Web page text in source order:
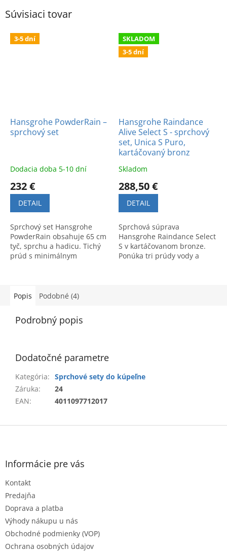
Súvisiaci tovar
3-5 dní
Hansgrohe PowderRain –
sprchový set
Dodacia doba 5-10 dní
232 €
DETAIL
Sprchový set Hansgrohe
PowderRain obsahuje 65 cm
tyč, sprchu a hadicu. Tichý
prúd s minimálnym
SKLADOM
3-5 dní
Hansgrohe Raindance
Alive Select S - sprchový
set, Unica S Puro,
kartáčovaný bronz
Skladom
288,50 €
DETAIL
Sprchová súprava
Hansgrohe Raindance Select
S v kartáčovanom bronze.
Ponúka tri prúdy vody a
Popis
Podobné (4)
Podrobný popis
Dodatočné parametre
Kategória: Sprchové sety do kúpeľne
Záruka:
24
EAN: 4011097712017
Z
Informácie pre vás
Kontakt
Predajňa
Doprava a platba
Výhody nákupu u nás
Obchodné podmienky (VOP)
Ochrana osobných údajov